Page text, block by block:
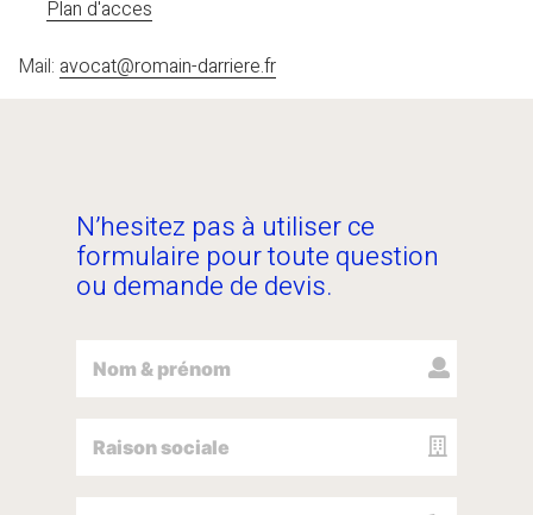
Plan d'acces
Mail: avocat@romain-darriere.fr
N’hesitez pas à utiliser ce
formulaire pour toute question
ou demande de devis.